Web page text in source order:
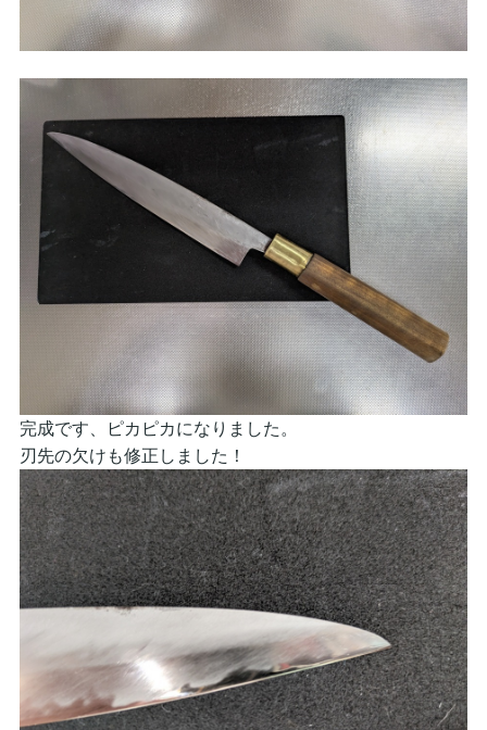
完成です、ピカピカになりました。
刃先の欠けも修正しました！